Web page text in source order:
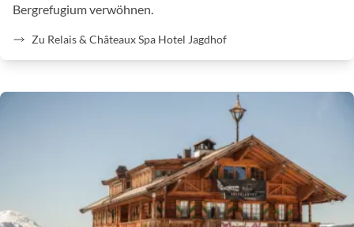
Bergrefugium verwöhnen.
Zu Relais & Châteaux Spa Hotel Jagdhof